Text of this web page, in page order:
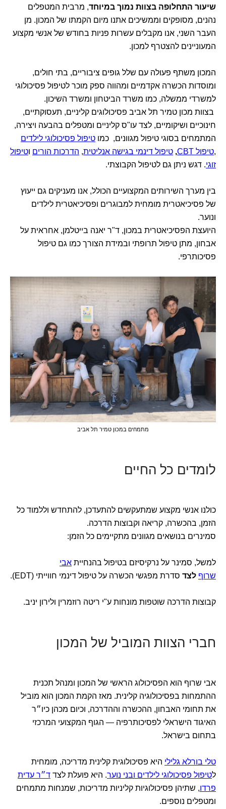
שיעור התחלופה בצוות נמוך במיוחד, מרבית המטפלים
נהנים, מסופקים וממשיכים אתנו מיום הקמתו של המכון. מן
העבר השני, אנו מקבלים עשרות פניות בחודש של אנשי מקצוע
המעוניינים להצטרף למכון.
המכון משתף פעולה עם שלל גופים ציבוריים, בתי חולים,
ומוסדות הכשרה אקדמיים ומהווה ספק מוכר לטיפול פסיכולוגי
למשרדי ממשלה, כמו משרד הביטחון ומשרד השיכון.
בצוות מכון טמיר תל אביב פסיכולוגים קליניים, תעסוקתיים,
חינוכיים ושיקומיים, לצד עו"ס קליניים ומטפלים בהבעה ויצירה,
המתמחים בסוגי טיפול מגוונים, כמו טיפול פסיכולוגי לילדים
,טיפול CBT , טיפול דינמי בגישה אנליטית, הדרכות הורים וטיפול
זוגי. דגש ניתן גם לטיפול הקבוצתי.
בין מערך השירותים המקצועיים הכולל, אנו מעניקים גם ייעוץ
של פסיכיאטרית מומחית למבוגרים ופסיכיאטרית לילדים
ונוער.
היועצת הפסיכיאטרית במכון, ד"ר יאנה בייטלמן, אחראית על
אבחון, מתן טיפול תרופתי ובמידת הצורך כמו גם טיפול
פסיכותרפי.
מתמחים במכון טמיר תל אביב
לומדים כל החיים
כולנו אנשי מקצוע שמתעקשים להתעדכן, להתחדש וללמוד כל
הזמן, בהכשרה, קריאה וקבוצות הדרכה.
סמינרים בנושאים מגוונים מתקיימים כל הזמן:
למשל, סמינר על נרקיסיזם בטיפול בהנחיית אבי
שרוף לצד סדרת מפגשי הכשרה על טיפול דינמי חווייתי (EDT).
קבוצות הדרכה שוטפות מונחות ע"י ריטה רוזמרין ולירון יניב.
חברי הצוות המוביל של המכון
אבי שרוף הוא הפסיכולוג הראשי של המכון ומנהל תכנית
ההתמחות בפסיכולוגיה קלינית. מאז הקמת המכון הוא מוביל
את תחומי האבחון, ההכשרה וההדרכה, וכיום מכהן כיו״ר
האיגוד הישראלי לפסיכותרפיה — הגוף המקצועי המרכזי
בתחום בישראל.
טלי בורלא גלילי היא פסיכולוגית קלינית מדריכה, מומחית
לטיפול פסיכולוגי לילדים ובני נוער. היא פועלת לצד ד״ר עדית
פרדו, שתיהן פסיכולוגיות קליניות מדריכות, שמנחות מתמחים
ומטפלים נוספים.